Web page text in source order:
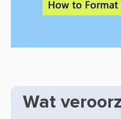
Wat